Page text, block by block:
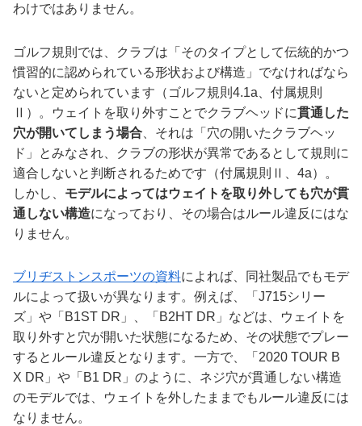
わけではありません。
ゴルフ規則では、クラブは「そのタイプとして伝統的かつ
慣習的に認められている形状および構造」でなければなら
ないと定められています（ゴルフ規則4.1a、付属規則
Ⅱ）。ウェイトを取り外すことでクラブヘッドに貫通した
穴が開いてしまう場合 、それは「穴の開いたクラブヘッ
ド」とみなされ、クラブの形状が異常であるとして規則に
適合しないと判断されるためです（付属規則Ⅱ、4a）。
しかし、 モデルによってはウェイトを取り外しても穴が貫
通しない構造になっており、その場合はルール違反にはな
りません。
ブリヂストンスポーツの資料によれば、同社製品でもモデ
ルによって扱いが異なります。例えば、「J715シリー
ズ」や「B1ST DR」、「B2HT DR」などは、ウェイトを
取り外すと穴が開いた状態になるため、その状態でプレー
するとルール違反となります。一方で、「2020 TOUR B
X DR」や「B1 DR」のように、ネジ穴が貫通しない構造
のモデルでは、ウェイトを外したままでもルール違反には
なりません。